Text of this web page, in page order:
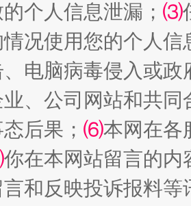
成刚被判无期 从幼
个人信息泄漏； ⑶
况使用您的个人
电脑病毒侵入或
、公司网站和共
后果； ⑹本网在各
你在本网站留言的内
和反映投诉报料